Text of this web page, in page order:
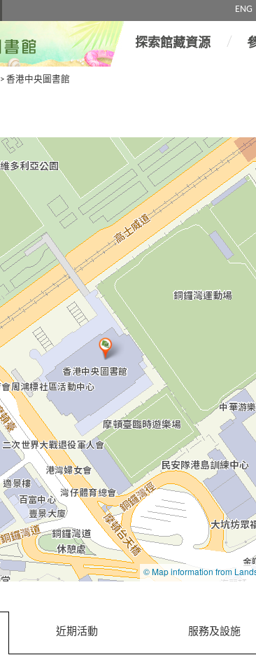
ENG
探索館藏資源
> 香港中央圖書館
近期活動 服務及設施